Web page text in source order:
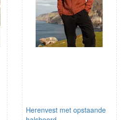
Herenvest met opstaande